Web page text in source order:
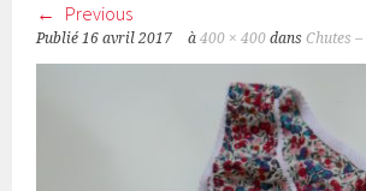
Previous
Publié16 avril 2017 à400 × 400 dansChutes